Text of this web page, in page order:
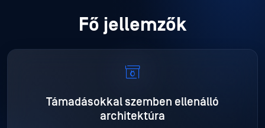
Fő jellemzők
Támadásokkal szemben ellenálló
architektúra